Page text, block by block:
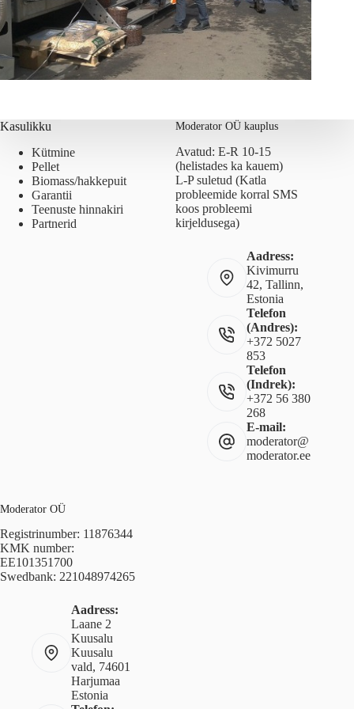
Kasulikku
Kütmine
Pellet
Biomass/hakkepuit
Garantii
Teenuste hinnakiri
Partnerid
Moderator OÜ kauplus
Avatud: E-R 10-15
(helistades ka kauem)
L-P suletud (Katla
probleemide korral SMS
koos probleemi
kirjeldusega)
Aadress:
Kivimurru
42, Tallinn,
Estonia
Telefon
(Andres):
+372 5027
853
Telefon
(Indrek):
+372 56 380
268
E-mail:
moderator@
moderator.ee
Moderator OÜ
Registrinumber: 11876344
KMK number:
EE101351700
Swedbank: 221048974265
Aadress:
Laane 2
Kuusalu
Kuusalu
vald, 74601
Harjumaa
Estonia